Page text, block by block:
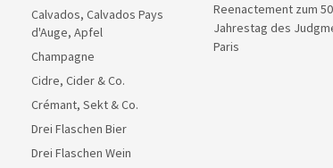
Calvados, Calvados Pays
d'Auge, Apfel
Champagne
Cidre, Cider & Co.
Crémant, Sekt & Co.
Drei Flaschen Bier
Drei Flaschen Wein
Reenactement zum
Jahrestag des
Paris